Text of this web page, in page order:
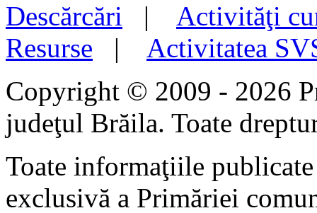
Descărcări | Activităţi
Resurse | Activitatea
Copyright © 2009 - 2026
judeţul Brăila. Toate
Toate informaţiile
exclusivă a Primăriei